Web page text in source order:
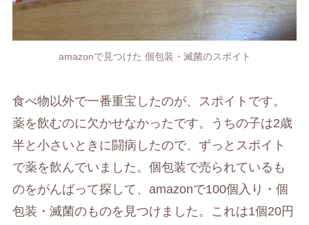
amazonで見つけた 個包装・滅菌のスポイト
食べ物以外で一番重宝したのが、スポイトです。
薬を飲むのに欠かせなかったです。うちの子は2歳
半と小さいときに闘病したので、ずっとスポイト
で薬を飲んでいました。個包装で売られているも
のをがんばって探して、amazonで100個入り・個
包装・滅菌のものを見つけました。これは1個20円